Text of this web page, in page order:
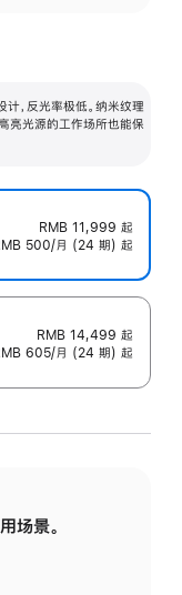
，反光率极低。纳米纹理
亮光源的工作场所也能保
RMB 11,999 起
500/月 (24 期) 起
RMB 14,499 起
605/月 (24 期) 起
场景。